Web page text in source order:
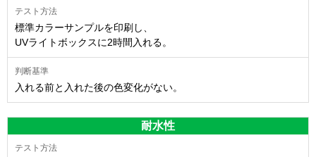
標準カラーサンプルを印刷し、
UVライトボックスに2時間入れる。
入れる前と入れた後の色変化がない。
耐水性